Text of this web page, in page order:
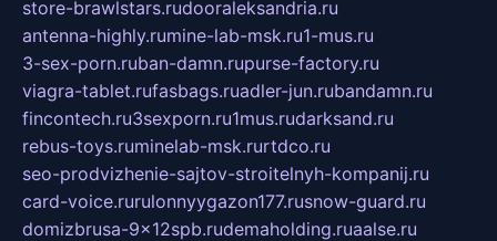
store-brawlstars.rudooraleksandria.ru
antenna-highly.rumine-lab-msk.ru1-mus.ru
3-sex-porn.ruban-damn.rupurse-factory.ru
viagra-tablet.rufasbags.ruadler-jun.rubandamn.ru
fincontech.ru3sexporn.ru1mus.rudarksand.ru
rebus-toys.ruminelab-msk.rurtdco.ru
seo-prodvizhenie-sajtov-stroitelnyh-kompanij.ru
card-voice.rurulonnyygazon177.rusnow-guard.ru
domizbrusa-9x12spb.rudemaholding.ruaalse.ru